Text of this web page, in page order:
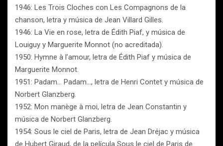
1946: Les Trois Cloches con Les Compagnons de la
chanson, letra y música de Jean Villard Gilles.
1946: La Vie en rose, letra de Édith Piaf, y música de
Louiguy y Marguerite Monnot (no acreditada).
1950: Hymne à l’amour, letra de Édith Piaf y música de
Marguerite Monnot.
1951: Padam… Padam…, letra de Henri Contet y música de
Norbert Glanzberg.
1952: Mon manège à moi, letra de Jean Constantin y
música de Norbert Glanzberg.
1954: Sous le ciel de Paris, letra de Jean Dréjac y música
de Hubert Giraud, de la película Sous le ciel de Paris de